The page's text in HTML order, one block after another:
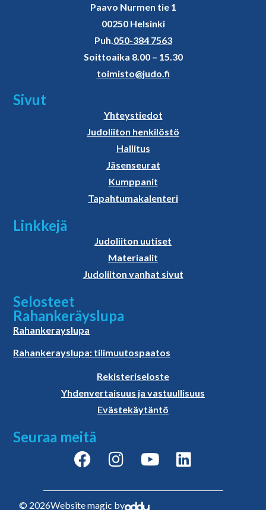
Paavo Nurmen tie 1
00250 Helsinki
Puh. 050-384 7563
Soittoaika 8.00 – 15.30
toimisto@judo.fi
Sivut
Yhteystiedot
Judoliiton henkilöstö
Hallitus
Jäsenseurat
Kumppanit
Tapahtumakalenteri
Linkkejä
Judoliiton uutiset
Materiaalit
Judoliiton vanhat sivut
Selosteet
Rahankeräyslupa
Rahankerayslupa
Rahankerayslupa: tilimuutospaatos
Rekisteriseloste
Yhdenvertaisuus ja vastuullisuus
Evästekäytäntö
Seuraa meitä
© 2026Website magic by